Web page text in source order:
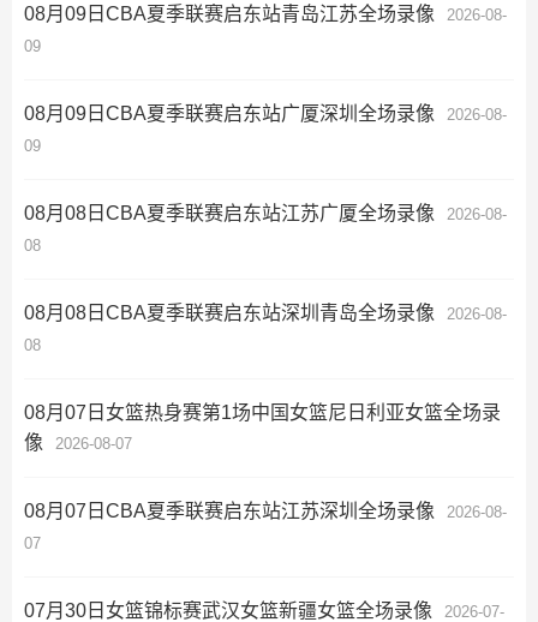
08月09日CBA夏季联赛启东站青岛江苏全场录像
2026-08-
09
08月09日CBA夏季联赛启东站广厦深圳全场录像
2026-08-
09
08月08日CBA夏季联赛启东站江苏广厦全场录像
2026-08-
08
08月08日CBA夏季联赛启东站深圳青岛全场录像
2026-08-
08
08月07日女篮热身赛第1场中国女篮尼日利亚女篮全场录
像
2026-08-07
08月07日CBA夏季联赛启东站江苏深圳全场录像
2026-08-
07
07月30日女篮锦标赛武汉女篮新疆女篮全场录像
2026-07-